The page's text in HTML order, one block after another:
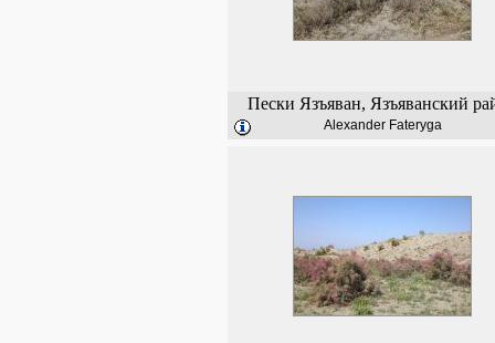
Пески Язъяван, Язъяванский
Alexander Fateryga